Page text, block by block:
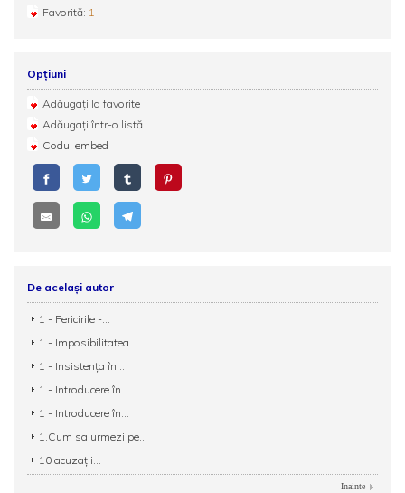
Favorită: 1
Opțiuni
Adăugați la favorite
Adăugați într-o listă
Codul embed
De același autor
1 - Fericirile -...
1 - Imposibilitatea...
1 - Insistența în...
1 - Introducere în...
1 - Introducere în...
1.Cum sa urmezi pe...
10 acuzații...
Inainte